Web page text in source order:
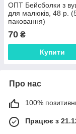
ОПТ Бейсболки з
для малюків, 48 р.
паковання)
70 ₴
Купити
Про нас
100%
Працює з